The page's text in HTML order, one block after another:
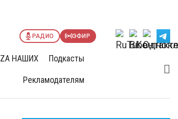
РАДИО ЭФИР
ZА НАШИХ Подкасты
Рекламодателям